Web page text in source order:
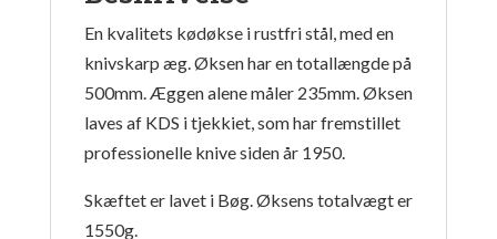
En kvalitets kødøkse i rustfri stål, med en
knivskarp æg. Øksen har en totallængde på
500mm. Æggen alene måler 235mm. Øksen
laves af KDS i tjekkiet, som har fremstillet
professionelle knive siden år 1950.
Skæftet er lavet i Bøg. Øksens totalvægt er
1550g.